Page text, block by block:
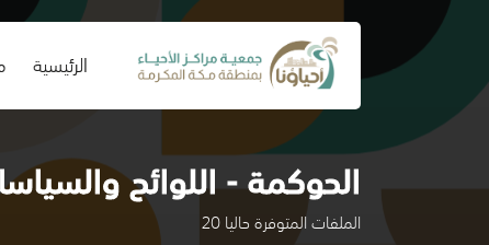
الرئيسية
(current)
الحوكمة - اللوائح
الملفات المتوفرة حاليا 20